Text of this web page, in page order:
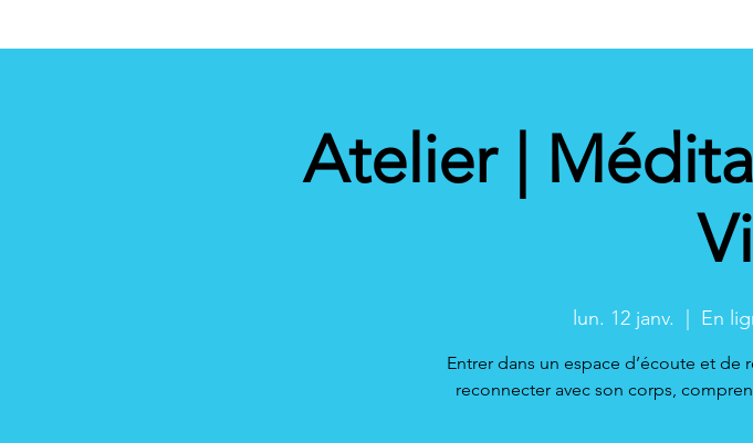
Atelier |
lun. 12 janv. En
Entrer dans un espace d’écoute et
reconnecter avec son corps,